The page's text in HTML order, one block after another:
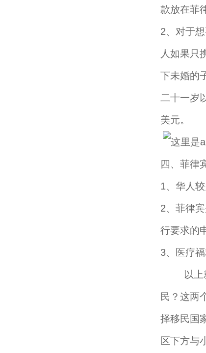
款放在菲
2、对于
人如果只
下未婚的
二十一岁
美元。
四、菲律
1、华人
2、菲律
行要求的
3、医疗
以上就
民？这两
择移民国
区下方与